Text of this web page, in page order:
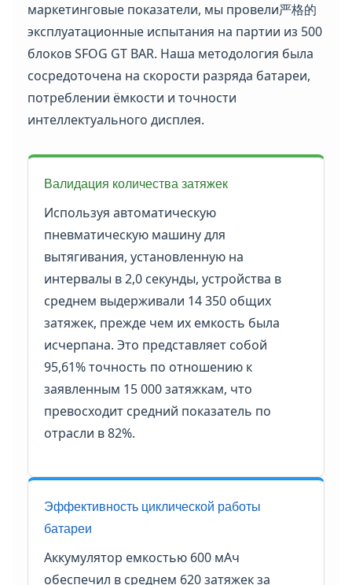
маркетинговые показатели, мы провели严格的
эксплуатационные испытания на партии из 500
блоков SFOG GT BAR. Наша методология была
сосредоточена на скорости разряда батареи,
потреблении ёмкости и точности
интеллектуального дисплея.
Валидация количества затяжек
Используя автоматическую
пневматическую машину для
вытягивания, установленную на
интервалы в 2,0 секунды, устройства в
среднем выдерживали 14 350 общих
затяжек, прежде чем их емкость была
исчерпана. Это представляет собой
95,61% точность по отношению к
заявленным 15 000 затяжкам, что
превосходит средний показатель по
отрасли в 82%.
Эффективность циклической работы
батареи
Аккумулятор емкостью 600 мАч
обеспечил в среднем 620 затяжек за